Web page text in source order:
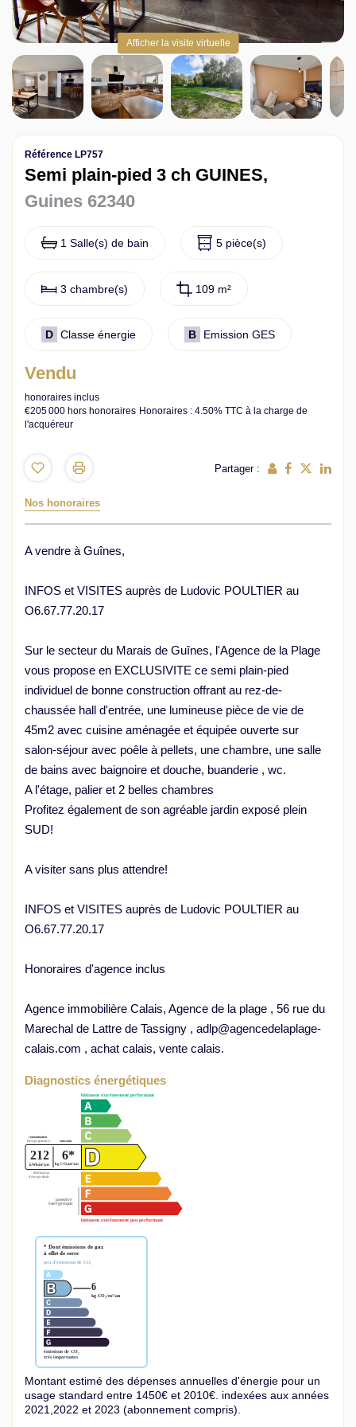
Contact
Afficher la visite virtuelle
Référence LP757
Semi plain-pied 3 ch GUINES,
Guines 62340
1 Salle(s) de bain 5 pièce(s)
3 chambre(s) 109 m²
D Classe énergie B Emission GES
Vendu
honoraires inclus
€205 000 hors honoraires Honoraires : 4.50% TTC à la charge de
l'acquéreur
Partager :
Nos honoraires
A vendre à Guînes,
INFOS et VISITES auprès de Ludovic POULTIER au
O6.67.77.20.17
Sur le secteur du Marais de Guînes, l'Agence de la Plage
vous propose en EXCLUSIVITE ce semi plain-pied
individuel de bonne construction offrant au rez-de-
chaussée hall d'entrée, une lumineuse pièce de vie de
45m2 avec cuisine aménagée et équipée ouverte sur
salon-séjour avec poêle à pellets, une chambre, une salle
de bains avec baignoire et douche, buanderie , wc.
A l'étage, palier et 2 belles chambres
Profitez également de son agréable jardin exposé plein
SUD!
A visiter sans plus attendre!
INFOS et VISITES auprès de Ludovic POULTIER au
O6.67.77.20.17
Honoraires d'agence inclus
Agence immobilière Calais, Agence de la plage , 56 rue du
Marechal de Lattre de Tassigny , adlp@agencedelaplage-
calais.com , achat calais, vente calais.
Diagnostics énergétiques
Montant estimé des dépenses annuelles d'énergie pour un
usage standard entre 1450€ et 2010€. indexées aux années
2021,2022 et 2023 (abonnement compris).